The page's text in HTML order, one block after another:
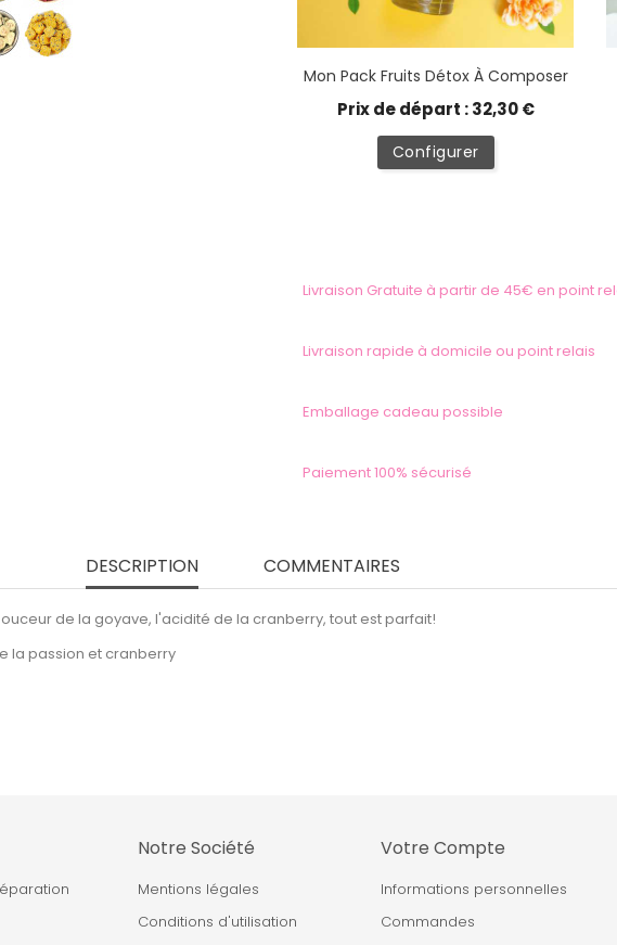
Mon Pack Fruits Détox À Composer
Prix de départ : 32,30 €
Configurer
Livraison Gratuite à partir de 45€ en point
Livraison rapide à domicile ou point relais
Emballage cadeau possible
Paiement 100% sécurisé
DESCRIPTION COMMENTAIRES
de la goyave, l'acidité de la cranberry, tout est parfait!
la passion et cranberry
Notre Société
Mentions légales
Conditions d'utilisation
Votre Compte
Informations personnelles
Commandes